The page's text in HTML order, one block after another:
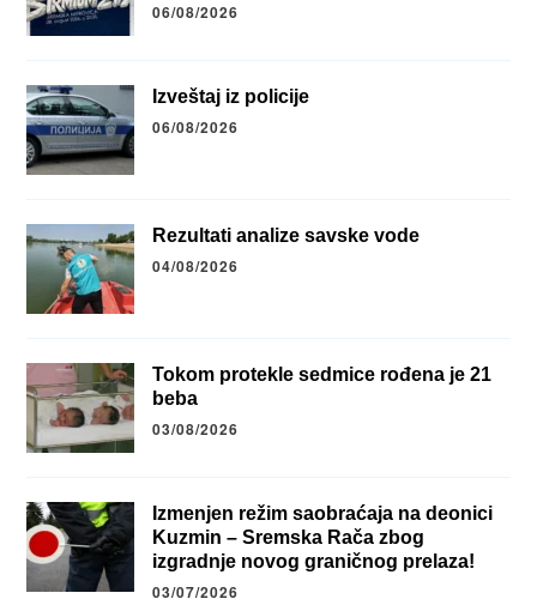
06/08/2026
Izveštaj iz policije
06/08/2026
Rezultati analize savske vode
04/08/2026
Tokom protekle sedmice rođena je 21
beba
03/08/2026
Izmenjen režim saobraćaja na deonici
Kuzmin – Sremska Rača zbog
izgradnje novog graničnog prelaza!
03/07/2026